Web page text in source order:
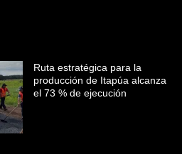
Ruta estratégica para la
producción de Itapúa alcanza
el 73 % de ejecución